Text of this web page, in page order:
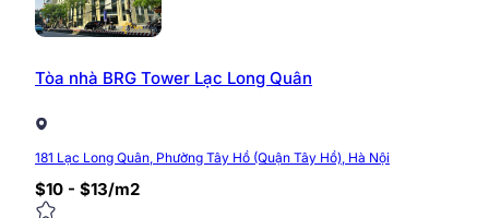
0/5(0 Reviews)
Tòa nhà BRG Tower Lạc Long Quân
181 Lạc Long Quân, Phường Tây Hồ (Quận Tây Hồ), Hà Nội
$10 - $13/m2